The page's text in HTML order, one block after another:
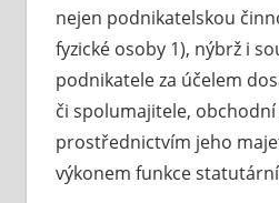
nejen podnikatelskou
fyzické osoby 1), nýbrž i
podnikatele za účelem
či spolumajitele,
prostřednictvím jeho
výkonem funkce